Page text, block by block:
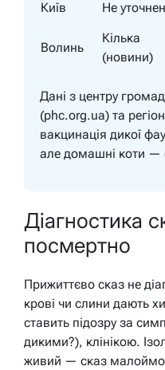
Київ Не
Волинь
Кілька
(новини)
Дані з центру
(phc.org.ua) та
вакцинація дикої
але домашні коти —
Діагностика
посмертно
Прижиттєво сказ не
крові чи слини дають
ставить підозру за
дикими?), клінікою.
живий — сказ